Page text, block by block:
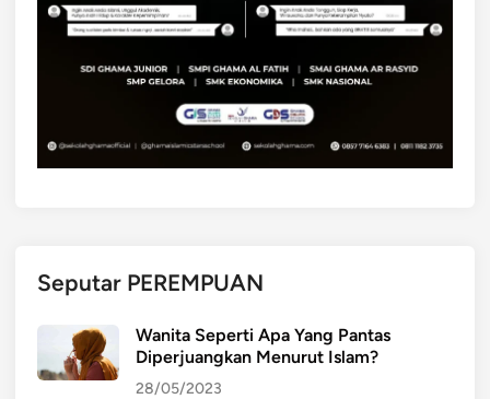
Seputar PEREMPUAN
Wanita Seperti Apa Yang Pantas
Diperjuangkan Menurut Islam?
28/05/2023